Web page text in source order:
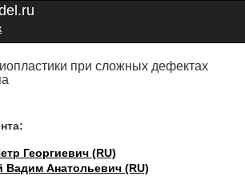
при сложных дефектах
Георгиевич (RU)
Вадим Анатольевич (RU)